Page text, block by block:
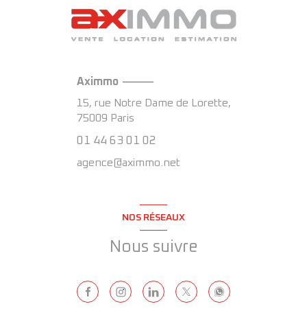
Aximmo
15, rue Notre Dame de Lorette,
75009 Paris
01 44 63 01 02
agence@aximmo.net
NOS RÉSEAUX
Nous suivre